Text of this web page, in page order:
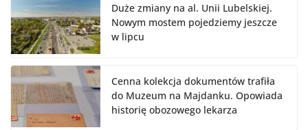
Duże zmiany na al. Unii Lubelskiej.
Nowym mostem pojedziemy jeszcze
w lipcu
Cenna kolekcja dokumentów trafiła
do Muzeum na Majdanku. Opowiada
historię obozowego lekarza